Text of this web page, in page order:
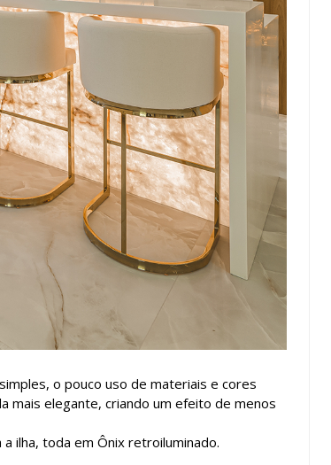
o pouco uso de materiais e cores
mais elegante, criando um efeito de menos
ilha, toda em Ônix retroiluminado.